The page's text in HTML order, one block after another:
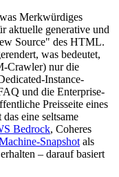
Merkwürdiges
aktuelle generative und
Source" des HTML.
was bedeutet,
Crawler) nur die
Instance-
und die Enterprise-
Preisseite eines
das eine seltsame
Bedrock, Coheres
Snapshot als
– darauf basiert